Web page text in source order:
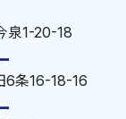
泉1-20-18
6条16-18-16